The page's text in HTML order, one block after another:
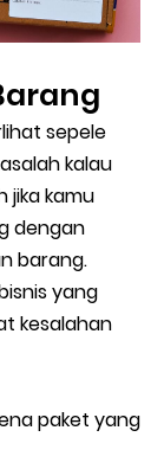
sepele
kalau
jika kamu
dengan
barang.
yang
kesalahan
paket yang